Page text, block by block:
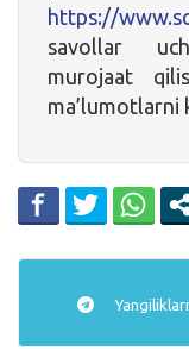
https://
savollar
murojaat
ma’lumotlarni